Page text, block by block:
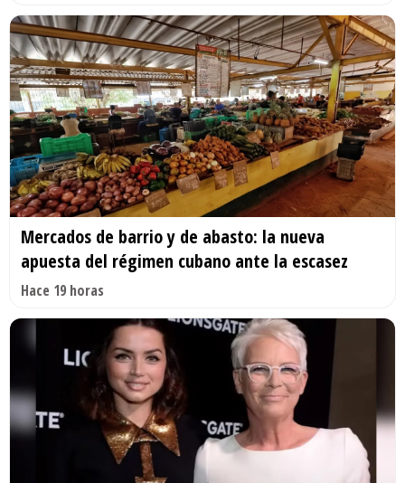
Mercados de barrio y de abasto: la nueva
apuesta del régimen cubano ante la escasez
Hace 19 horas